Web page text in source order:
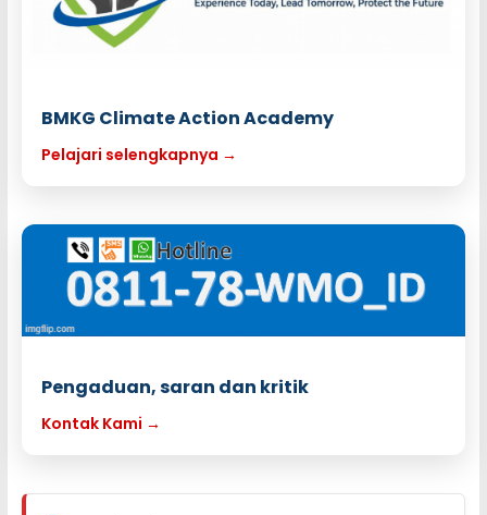
BMKG Climate Action Academy
Pelajari selengkapnya →
Pengaduan, saran dan kritik
Kontak Kami →